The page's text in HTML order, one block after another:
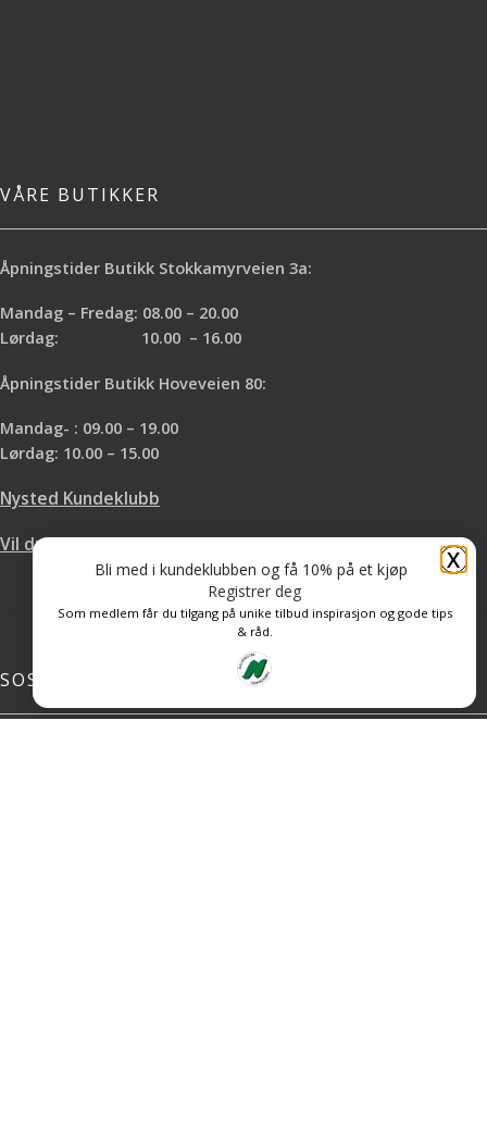
VÅRE BUTIKKER
Åpningstider Butikk Stokkamyrveien 3a:
Mandag – Fredag: 08.00 – 20.00
Lørdag: 10.00 – 16.00
Åpningstider Butikk Hoveveien 80:
Mandag- : 09.00 – 19.00
Lørdag: 10.00 – 15.00
Nysted Kundeklubb
Vil du leie hos oss?
SOSIALE MEDIER
X
Bli med i kundeklubben og få 10% på et kjøp
Registrer deg
Som medlem får du tilgang på unike tilbud inspirasjon og gode tips
& råd.